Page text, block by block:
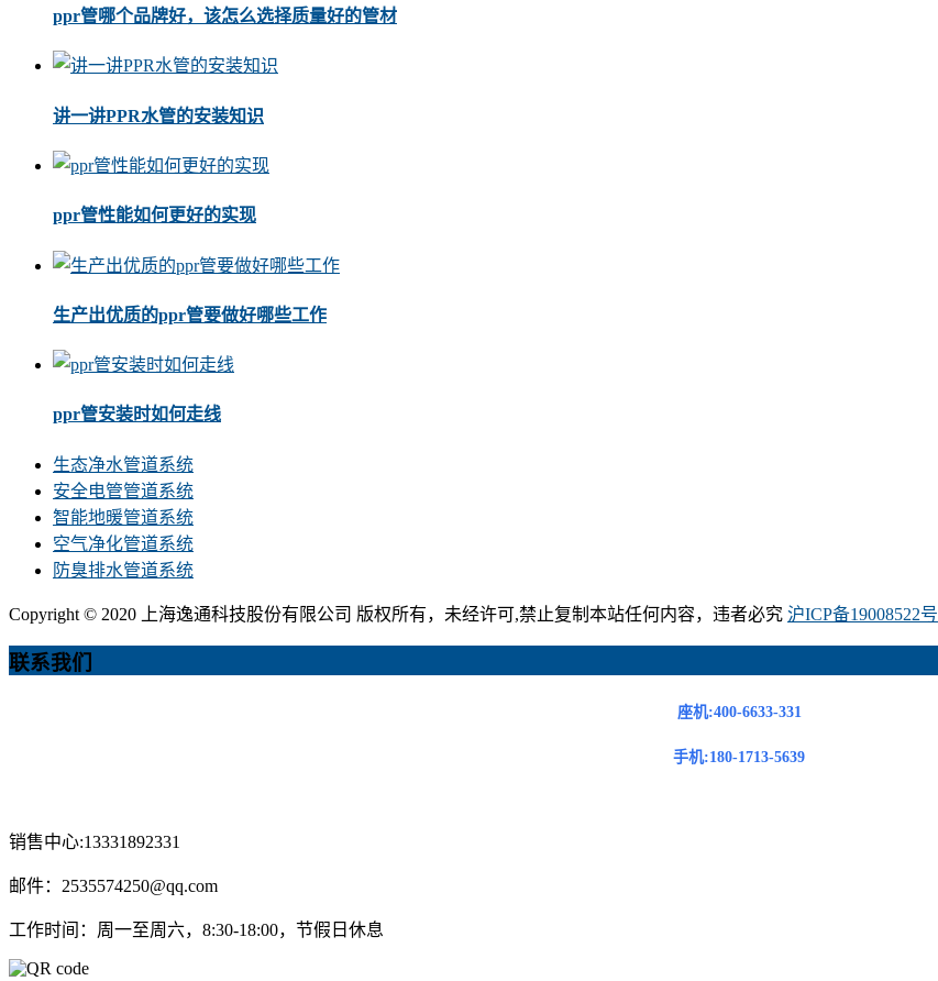
ppr管哪个品牌好，该怎么选择质量好的管材
讲一讲PPR水管的安装知识
ppr管性能如何更好的实现
生产出优质的ppr管要做好哪些工作
ppr管安装时如何走线
生态净水管道系统
安全电管管道系统
智能地暖管道系统
空气净化管道系统
防臭排水管道系统
Copyright © 2020 上海逸通科技股份有限公司 版权所有，未经许可,禁止复制本站任何内容，违者必究 沪ICP备19008522号
联系我们
座机:400-6633-331
手机:180-1713-5639
销售中心:13331892331
邮件：2535574250@qq.com
工作时间：周一至周六，8:30-18:00，节假日休息